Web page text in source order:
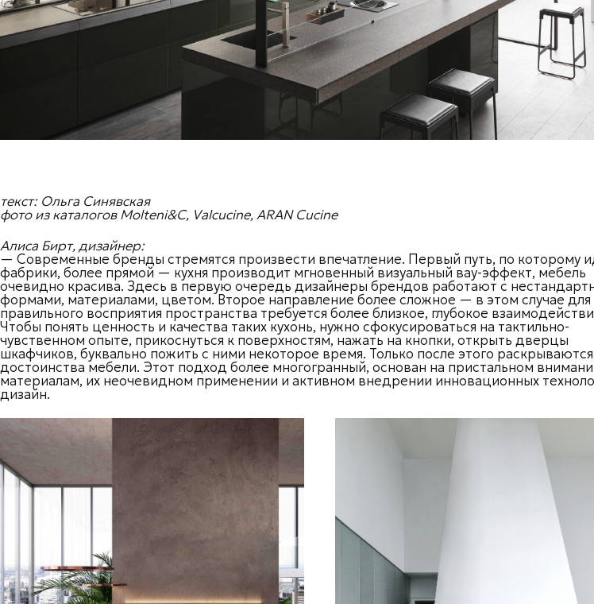
текст: Ольга Синявская
фото из каталогов Molteni&C, Valcucine, ARAN Cucine
Алиса Бирт, дизайнер:
— Современные бренды стремятся произвести впечатление. Первый путь, по которому
фабрики, более прямой — кухня производит мгновенный визуальный вау-эффект, мебель
очевидно красива. Здесь в первую очередь дизайнеры брендов работают с
формами, материалами, цветом. Второе направление более сложное — в этом случае для
правильного восприятия пространства требуется более близкое, глубокое
Чтобы понять ценность и качества таких кухонь, нужно сфокусироваться на тактильно-
чувственном опыте, прикоснуться к поверхностям, нажать на кнопки, открыть дверцы
шкафчиков, буквально пожить с ними некоторое время. Только после этого
достоинства мебели. Этот подход более многогранный, основан на пристальном
материалам, их неочевидном применении и активном внедрении инновационных
дизайн.